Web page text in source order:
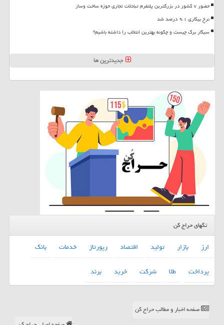
حضور ۷ کشور در بزرگترین پلتفرم تبادلات تجاری حوزه ساخت وساز
نرخ بیکاری ۹،۱ درصد شد
سیگار برگ چیست و چگونه بهترین انتخاب را داشته باشیم؟
جدیدترین ها
تگهای حراج کن
ارز بازار تولید اقتصاد رپورتاژ خدمات
بانك
پرداخت
طلا شركت خرید برند
صفحه اخبار و مطالب حراج کن